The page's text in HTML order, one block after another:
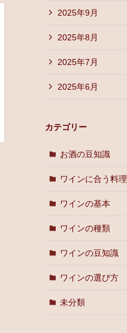
2025年9月
2025年8月
2025年7月
2025年6月
カテゴリー
お酒の豆知識
ワインに合う料理
ワインの基本
ワインの種類
ワインの豆知識
ワインの選び方
未分類